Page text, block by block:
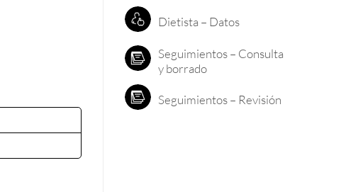
Dietista – Datos
Seguimientos – Consulta
y borrado
Seguimientos – Revisión